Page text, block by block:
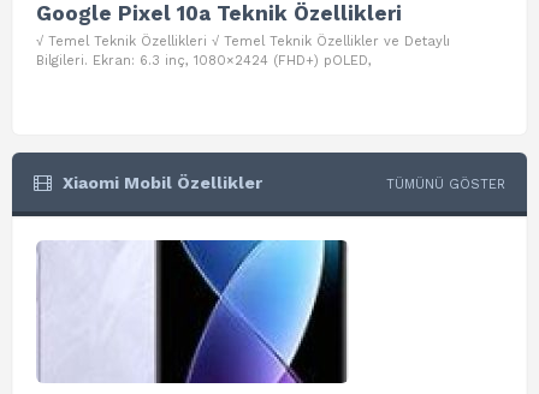
Google Pixel 10a Teknik Özellikleri
√ Temel Teknik Özellikleri √ Temel Teknik Özellikler ve Detaylı
Bilgileri. Ekran: 6.3 inç, 1080×2424 (FHD+) pOLED,
Xiaomi Mobil Özellikler TÜMÜNÜ GÖSTER